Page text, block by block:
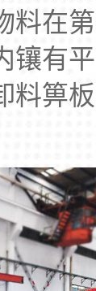
料在
镶有
料箅